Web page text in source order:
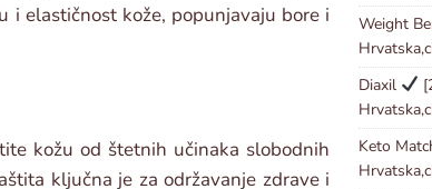
i elastičnost kože, popunjavaju bore i
kožu od štetnih učinaka slobodnih
ključna je za održavanje zdrave i
Weight
Diaxil
Keto